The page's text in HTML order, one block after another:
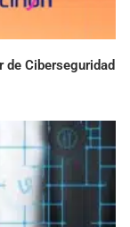
de Ciberseguridad